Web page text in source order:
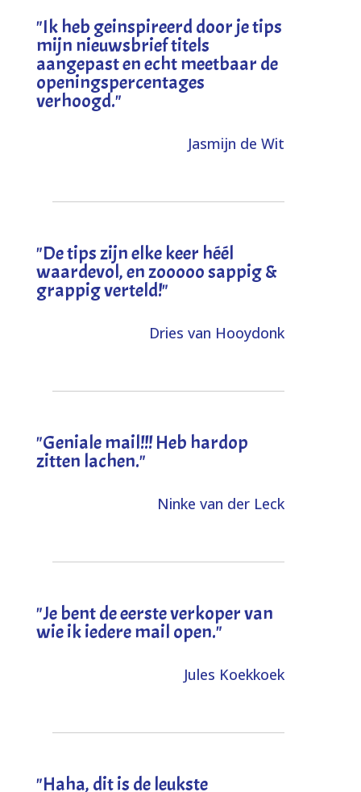
"Ik heb geinspireerd door je tips
mijn nieuwsbrief titels
aangepast en echt meetbaar de
openingspercentages
verhoogd."
Jasmijn de Wit
"De tips zijn elke keer héél
waardevol, en zooooo sappig &
grappig verteld!"
Dries van Hooydonk
"Geniale mail!!! Heb hardop
zitten lachen."
Ninke van der Leck
"Je bent de eerste verkoper van
wie ik iedere mail open."
Jules Koekkoek
"Haha, dit is de leukste